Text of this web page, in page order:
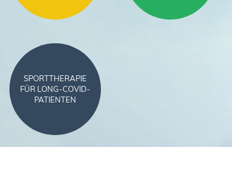
SPORTTHERAPIE
FÜR LONG-COVID-
PATIENTEN